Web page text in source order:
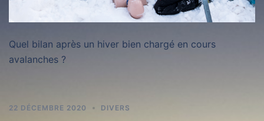
Quel bilan après un hiver bien chargé en cours
avalanches ?
22 DÉCEMBRE 2020 DIVERS